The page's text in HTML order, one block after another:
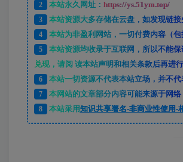
2 本站永久网址： https://ys.51ym.top/
3
本站资源大多存储在云盘，如发现链
4
本站为非盈利网站，一切付费内容（
5
本站资源均收录于互联网，所以不能
兑现，请阅 读本站声明和相关条款后再进
6
本站一切资源不代表本站立场，并不
7
本网站的文章部分内容可能来源于网
8
本站采用知识共享署名-非商业性使用-